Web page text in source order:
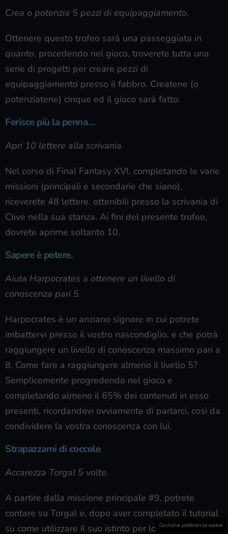
Crea o potenzia 5 pezzi di equipaggiamento.
Ottenere questo trofeo sarà una passeggiata in
quanto, procedendo nel gioco, troverete tutta una
serie di progetti per creare pezzi di
equipaggiamento presso il fabbro. Createne (o
potenziatene) cinque ed il gioco sarà fatto.
Ferisce più la penna…
Apri 10 lettere alla scrivania.
Nel corso di Final Fantasy XVI, completando le varie
missioni (principali e secondarie che siano),
riceverete 48 lettere, ottenibili presso la scrivania di
Clive nella sua stanza. Ai fini del presente trofeo,
dovrete aprirne soltanto 10.
Sapere è potere.
Aiuta Harpocrates a ottenere un livello di
conoscenza pari 5.
Harpocrates è un anziano signore in cui potrete
imbattervi presso il vostro nascondiglio, e che potrà
raggiungere un livello di conoscenza massimo pari a
8. Come fare a raggiungere almeno il livello 5?
Semplicemente progredendo nel gioco e
completando almeno il 65% dei contenuti in esso
presenti, ricordandovi ovviamente di parlarci, così da
condividere la vostra conoscenza con lui.
Strapazzami di coccole
Accarezza Torgal 5 volte.
A partire dalla missione principale #9, potrete
contare su Torgal e, dopo aver completato il tutorial
su come utilizzare il suo istinto per localizzare il
Gestione preferenze cookie